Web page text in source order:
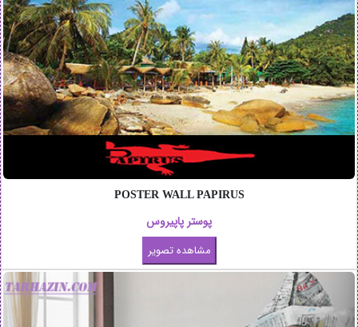
POSTER WALL PAPIRUS
پوستر پاپیروس